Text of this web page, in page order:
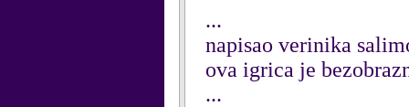
...
napisao verinika
ova igrica je
...